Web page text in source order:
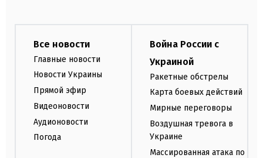
Все новости
Главные новости
Новости Украины
Прямой эфир
Видеоновости
Аудионовости
Погода
Война России с
Украиной
Ракетные обстрелы
Карта боевых действий
Мирные переговоры
Воздушная тревога в
Украине
Массированная атака по